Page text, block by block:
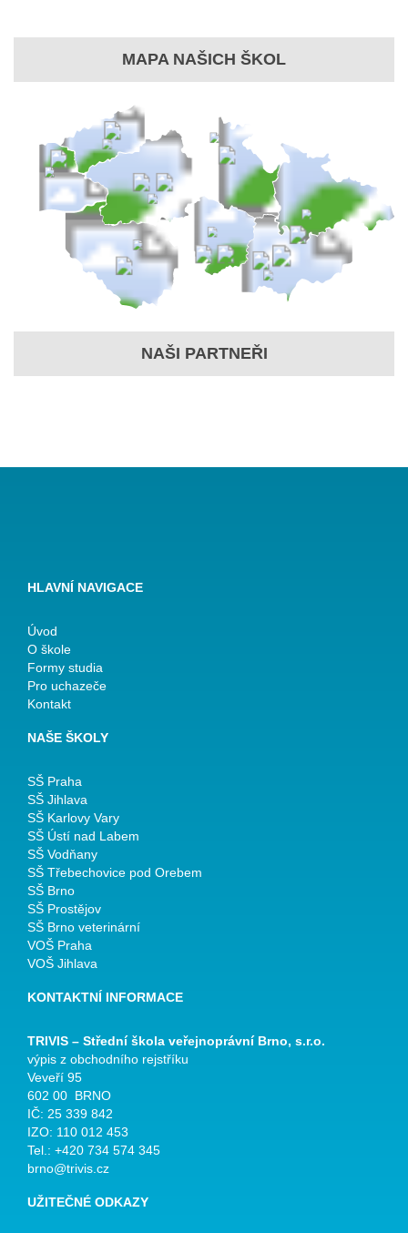
MAPA NAŠICH ŠKOL
NAŠI PARTNEŘI
HLAVNÍ NAVIGACE
Úvod
O škole
Formy studia
Pro uchazeče
Kontakt
NAŠE ŠKOLY
SŠ Praha
SŠ Jihlava
SŠ Karlovy Vary
SŠ Ústí nad Labem
SŠ Vodňany
SŠ Třebechovice pod Orebem
SŠ Brno
SŠ Prostějov
SŠ Brno veterinární
VOŠ Praha
VOŠ Jihlava
KONTAKTNÍ INFORMACE
TRIVIS – Střední škola veřejnoprávní Brno, s.r.o.
výpis z obchodního rejstříku
Veveří 95
602 00 BRNO
IČ: 25 339 842
IZO: 110 012 453
Tel.: +420 734 574 345
brno@trivis.cz
UŽITEČNÉ ODKAZY